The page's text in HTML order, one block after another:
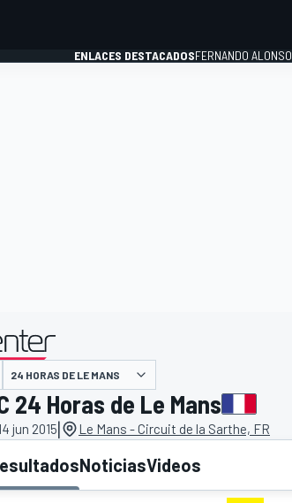
WRC
ENLACES DESTACADOSFERNANDO ALONSO
presentado por
24 HORAS DE LE MANS
24 Horas de Le Mans
jun 2015| Le Mans - Circuit de la Sarthe, FR
NoticiasVideos